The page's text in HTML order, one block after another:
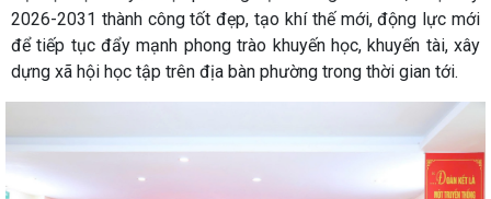
2026-2031 thành công tốt đẹp, tạo khí thế mới, động lực mới
để tiếp tục đẩy mạnh phong trào khuyến học, khuyến tài, xây
dựng xã hội học tập trên địa bàn phường trong thời gian tới.